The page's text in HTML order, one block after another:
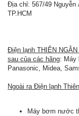
Địa chỉ: 567/49 Nguyễn
TP.HCM
Điện lạnh THIÊN
sau của các hãng: Máy
Panasonic, Midea,
Ngoài ra Điện lạnh
Máy bơm nước